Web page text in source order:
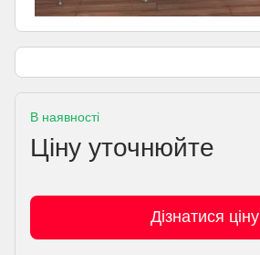
В наявності
Ціну уточнюйте
Дізнатися ціну